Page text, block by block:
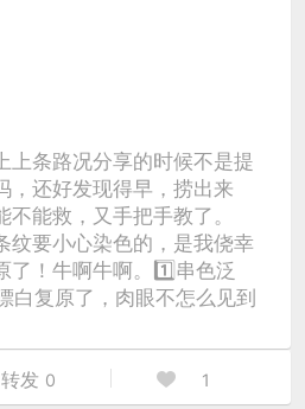
上条路况分享的时候不是提
，还好发现得早，捞出来
能救，又手把手教了。
纹要小心染色的，是我侥幸
了！牛啊牛啊。1️⃣串色泛
白复原了，肉眼不怎么见到
转发 0 1